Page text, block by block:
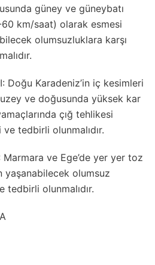
güney ve güneybatı
km/saat) olarak esmesi
olumsuzluklara karşı
Doğu Karadeniz’in iç kesimleri
ve doğusunda yüksek kar
çığ tehlikesi
tedbirli olunmalıdır.
Marmara ve Ege’de yer yer toz
yaşanabilecek olumsuz
tedbirli olunmalıdır.